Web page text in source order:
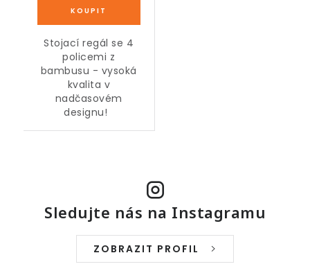
Stojací regál se 4
policemi z
bambusu - vysoká
kvalita v
nadčasovém
designu!
Sledujte nás na Instagramu
ZOBRAZIT PROFIL